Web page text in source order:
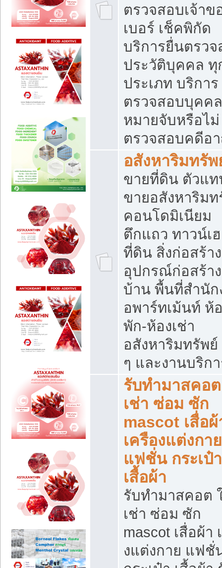
ตรวจสอบเจ้าข
เบอร์ เช็คพิกัด
บริการยื่นตรว
ประวัติบุคคล ทุ
ประเภท บริการ
ตรวจสอบบุคค
หมายจับหรือไม่
ตรวจสอบคดีอ
อสังหาริมทรัพ
ขายที่ดิน ตัวแ
ขายอสังหาริมท
คอนโดมิเนียม
ตึกแถว ทาวน์เ
ที่ดิน สิ่งก่อสร้าง
อุปกรณ์ก่อสร้าง
บ้าน พื้นที่สำนัก
อพาร์ทเม้นท์ ห้
พัก-ห้องเช่า
อสังหาริมทรัพ
ๆ และงานบริก
รับทำมาสคอ
เช่า ซ่อม ซัก
mascot เสื่อผ้
เครืองแต่งกาย
แฟชั่น กระเป๋า
เสื้อผ้า
รับทำมาสคอต
เช่า ซ่อม ซัก
mascot เสื่อผ้า
งแต่งกาย แฟชั่